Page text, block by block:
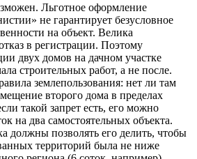
Льготное оформление
не гарантирует безусловное
на объект. Велика
в регистрации. Поэтому
двух домов на дачном участке
строительных работ, а не после.
землепользования: нет ли там
второго дома в пределах
такой запрет есть, его можно
на два самостоятельных объекта.
должны позволять его делить, чтобы
территорий была не ниже